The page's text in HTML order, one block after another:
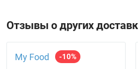
Отзывы о других
My Food -10%